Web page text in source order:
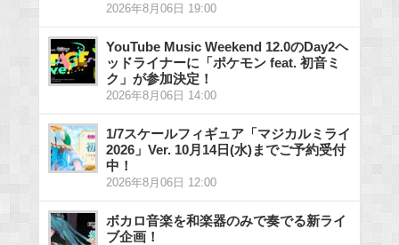
2026年8月06日 19:00
YouTube Music Weekend 12.0のDay2ヘ
ッドライナーに「ポケモン feat. 初音ミ
ク」が参加決定！
2026年8月06日 14:00
1/7スケールフィギュア「マジカルミライ
2026」Ver. 10月14日(水)までご予約受付
中！
2026年8月06日 12:00
ボカロ音楽を和楽器のみで奏でる新ライ
ブ企画！